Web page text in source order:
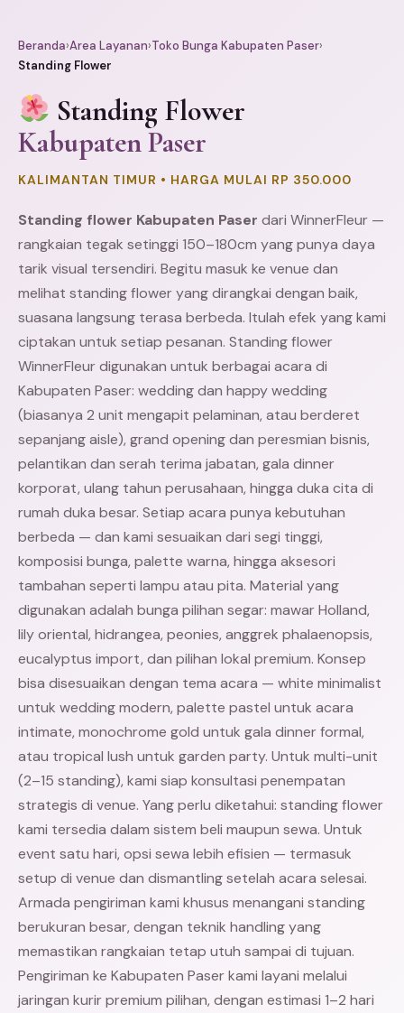
Beranda›Area Layanan›Toko Bunga Kabupaten Paser›
Standing Flower
Standing Flower
Kabupaten Paser
KALIMANTAN TIMUR • HARGA MULAI RP 350.000
Standing flower Kabupaten Paser dari WinnerFleur —
rangkaian tegak setinggi 150–180cm yang punya daya
tarik visual tersendiri. Begitu masuk ke venue dan
melihat standing flower yang dirangkai dengan baik,
suasana langsung terasa berbeda. Itulah efek yang kami
ciptakan untuk setiap pesanan. Standing flower
WinnerFleur digunakan untuk berbagai acara di
Kabupaten Paser: wedding dan happy wedding
(biasanya 2 unit mengapit pelaminan, atau berderet
sepanjang aisle), grand opening dan peresmian bisnis,
pelantikan dan serah terima jabatan, gala dinner
korporat, ulang tahun perusahaan, hingga duka cita di
rumah duka besar. Setiap acara punya kebutuhan
berbeda — dan kami sesuaikan dari segi tinggi,
komposisi bunga, palette warna, hingga aksesori
tambahan seperti lampu atau pita. Material yang
digunakan adalah bunga pilihan segar: mawar Holland,
lily oriental, hidrangea, peonies, anggrek phalaenopsis,
eucalyptus import, dan pilihan lokal premium. Konsep
bisa disesuaikan dengan tema acara — white minimalist
untuk wedding modern, palette pastel untuk acara
intimate, monochrome gold untuk gala dinner formal,
atau tropical lush untuk garden party. Untuk multi-unit
(2–15 standing), kami siap konsultasi penempatan
strategis di venue. Yang perlu diketahui: standing flower
kami tersedia dalam sistem beli maupun sewa. Untuk
event satu hari, opsi sewa lebih efisien — termasuk
setup di venue dan dismantling setelah acara selesai.
Armada pengiriman kami khusus menangani standing
berukuran besar, dengan teknik handling yang
memastikan rangkaian tetap utuh sampai di tujuan.
Pengiriman ke Kabupaten Paser kami layani melalui
jaringan kurir premium pilihan, dengan estimasi 1–2 hari